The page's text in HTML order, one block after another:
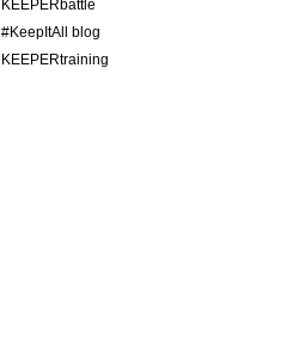
KEEPERbattle
#KeepItAll blog
KEEPERtraining